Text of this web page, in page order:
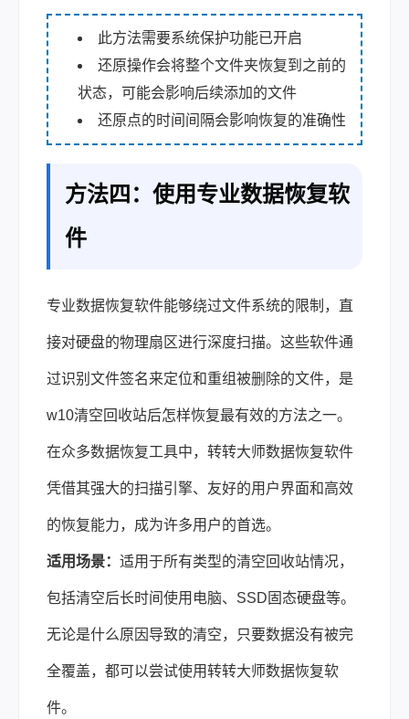
此方法需要系统保护功能已开启
还原操作会将整个文件夹恢复到之前的
状态，可能会影响后续添加的文件
还原点的时间间隔会影响恢复的准确性
方法四：使用专业数据恢复软
件
专业数据恢复软件能够绕过文件系统的限制，直
接对硬盘的物理扇区进行深度扫描。这些软件通
过识别文件签名来定位和重组被删除的文件，是
w10清空回收站后怎样恢复最有效的方法之一。
在众多数据恢复工具中，转转大师数据恢复软件
凭借其强大的扫描引擎、友好的用户界面和高效
的恢复能力，成为许多用户的首选。
适用场景： 适用于所有类型的清空回收站情况，
包括清空后长时间使用电脑、SSD固态硬盘等。
无论是什么原因导致的清空，只要数据没有被完
全覆盖，都可以尝试使用转转大师数据恢复软
件。